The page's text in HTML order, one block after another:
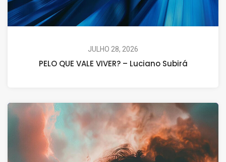
JULHO 28, 2026
PELO QUE VALE VIVER? – Luciano Subirá